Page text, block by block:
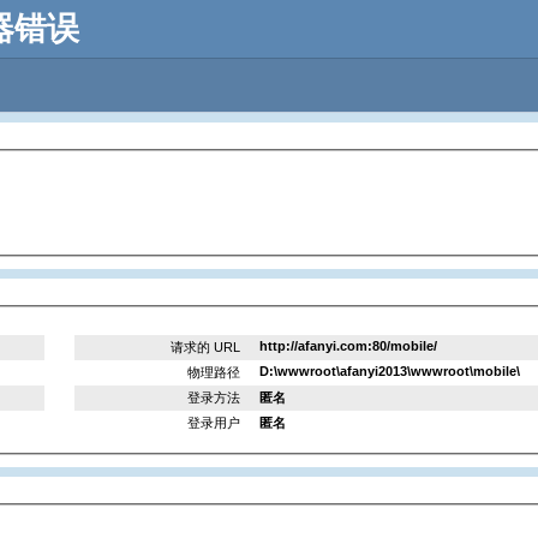
错误
请求的 URL
http://afanyi.com:80/mobile/
物理路径
D:\wwwroot\afanyi2013\wwwroot\mobile\
登录方法
匿名
登录用户
匿名